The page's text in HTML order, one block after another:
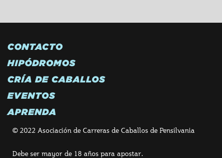
CONTACTO
HIPÓDROMOS
CRÍA DE CABALLOS
EVENTOS
APRENDA
© 2022 Asociación de Carreras de Caballos de Pensilvania
Debe ser mayor de 18 años para apostar.